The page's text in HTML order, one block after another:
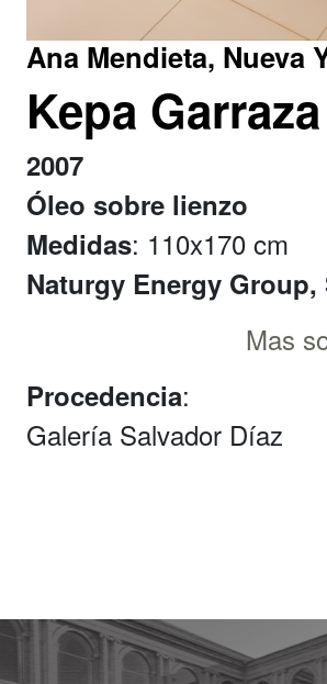
Ana Mendieta, Nueva
Kepa Garraza
2007
Óleo sobre lienzo
Medidas: 110x170 cm
Naturgy Energy Group,
Mas
Procedencia:
Galería Salvador Díaz